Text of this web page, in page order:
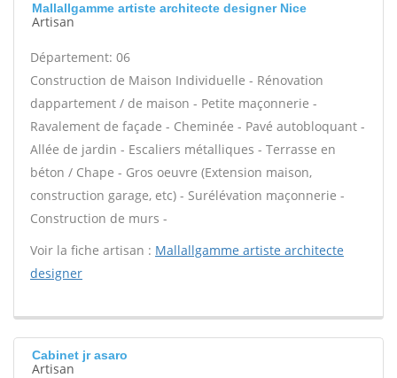
Mallallgamme artiste architecte designer Nice
Artisan
Département: 06
Construction de Maison Individuelle - Rénovation
dappartement / de maison - Petite maçonnerie -
Ravalement de façade - Cheminée - Pavé autobloquant -
Allée de jardin - Escaliers métalliques - Terrasse en
béton / Chape - Gros oeuvre (Extension maison,
construction garage, etc) - Surélévation maçonnerie -
Construction de murs -
Voir la fiche artisan : Mallallgamme artiste architecte
designer
Cabinet jr asaro
Artisan